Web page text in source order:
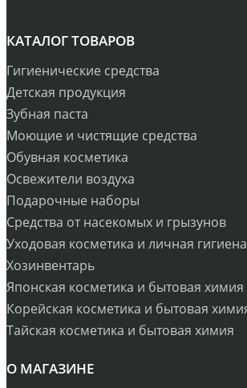
КАТАЛОГ ТОВАРОВ
Гигиенические средства
Детская продукция
Зубная паста
Моющие и чистящие средства
Обувная косметика
Освежители воздуха
Подарочные наборы
Средства от насекомых и грызунов
Уходовая косметика и личная гигиена
Хозинвентарь
Японская косметика и бытовая химия
Корейская косметика и бытовая
Тайская косметика и бытовая химия
О МАГАЗИНЕ